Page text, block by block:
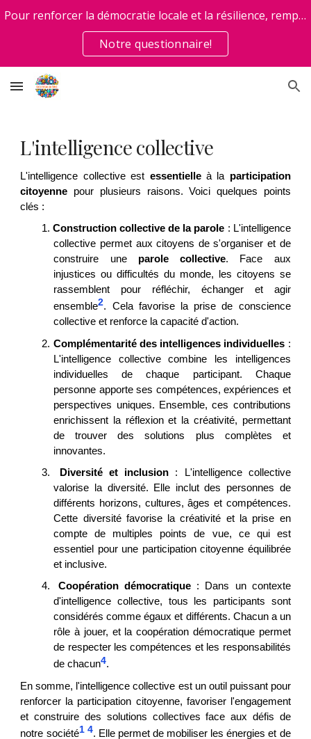
Skip to navigation
Pour renforcer la démocratie locale et la résilience, remplissez
Notre questionnaire!
L'intelligence collective
L'intelligence collective est essentielleà la participation
citoyenne pour plusieurs raisons. Voici quelques points
clés :
1. Construction collective de la parole : L'intelligence
collective permet aux citoyens de s'organiser et de
construire une parole collective. Face aux
injustices ou difficultés du monde, les citoyens se
rassemblent pour réfléchir, échanger et agir
ensemble2. Cela favorise la prise de conscience
collective et renforce la capacité d'action.
2. Complémentarité des intelligences individuelles :
L'intelligence collective combine les intelligences
individuelles de chaque participant. Chaque
personne apporte ses compétences, expériences et
perspectives uniques. Ensemble, ces contributions
enrichissent la réflexion et la créativité, permettant
de trouver des solutions plus complètes et
innovantes.
3.
Diversité et inclusion : L'intelligence collective
valorise la diversité. Elle inclut des personnes de
différents horizons, cultures, âges et compétences.
Cette diversité favorise la créativité et la prise en
compte de multiples points de vue, ce qui est
essentiel pour une participation citoyenne équilibrée
et inclusive.
4.
Coopération démocratique : Dans un contexte
d'intelligence collective, tous les participants sont
considérés comme égaux et différents. Chacun a un
rôle à jouer, et la coopération démocratique permet
de respecter les compétences et les responsabilités
de chacun4.
En somme, l'intelligence collective est un outil puissant pour
renforcer la participation citoyenne, favoriser l'engagement
et construire des solutions collectives face aux défis de
notre société1 4. Elle permet de mobiliser les énergies et de